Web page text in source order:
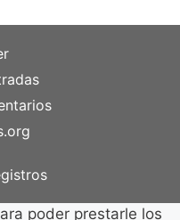
poder prestarle los